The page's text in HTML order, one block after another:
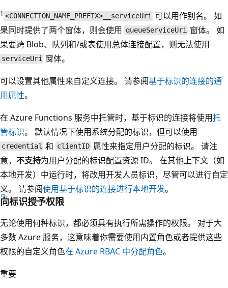
1 <CONNECTION_NAME_PREFIX>__serviceUri 可以用作别名。 如
果同时提供了两个窗体，则会使用 queueServiceUri 窗体。 如
果要跨 Blob、队列和/或表使用总体连接配置，则无法使用
serviceUri 窗体。
可以设置其他属性来自定义连接。 请参阅基于标识的连接的通
用属性。
在 Azure Functions 服务中托管时，基于标识的连接将使用托
管标识。 默认情况下使用系统分配的标识，但可以使用
credential 和 clientID 属性来指定用户分配的标识。 请注
意， 不支持为用户分配的标识配置资源 ID。 在其他上下文（如
本地开发）中运行时，将改用开发人员标识，尽管可以进行自定
义。 请参阅使用基于标识的连接进行本地开发。
向标识授予权限
无论使用何种标识，都必须具有执行所需操作的权限。 对于大
多数 Azure 服务，这意味着你需要使用内置角色或者提供这些
权限的自定义角色在 Azure RBAC 中分配角色。
重要